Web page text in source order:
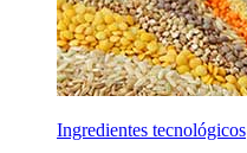
Ingredientes tecnológicos